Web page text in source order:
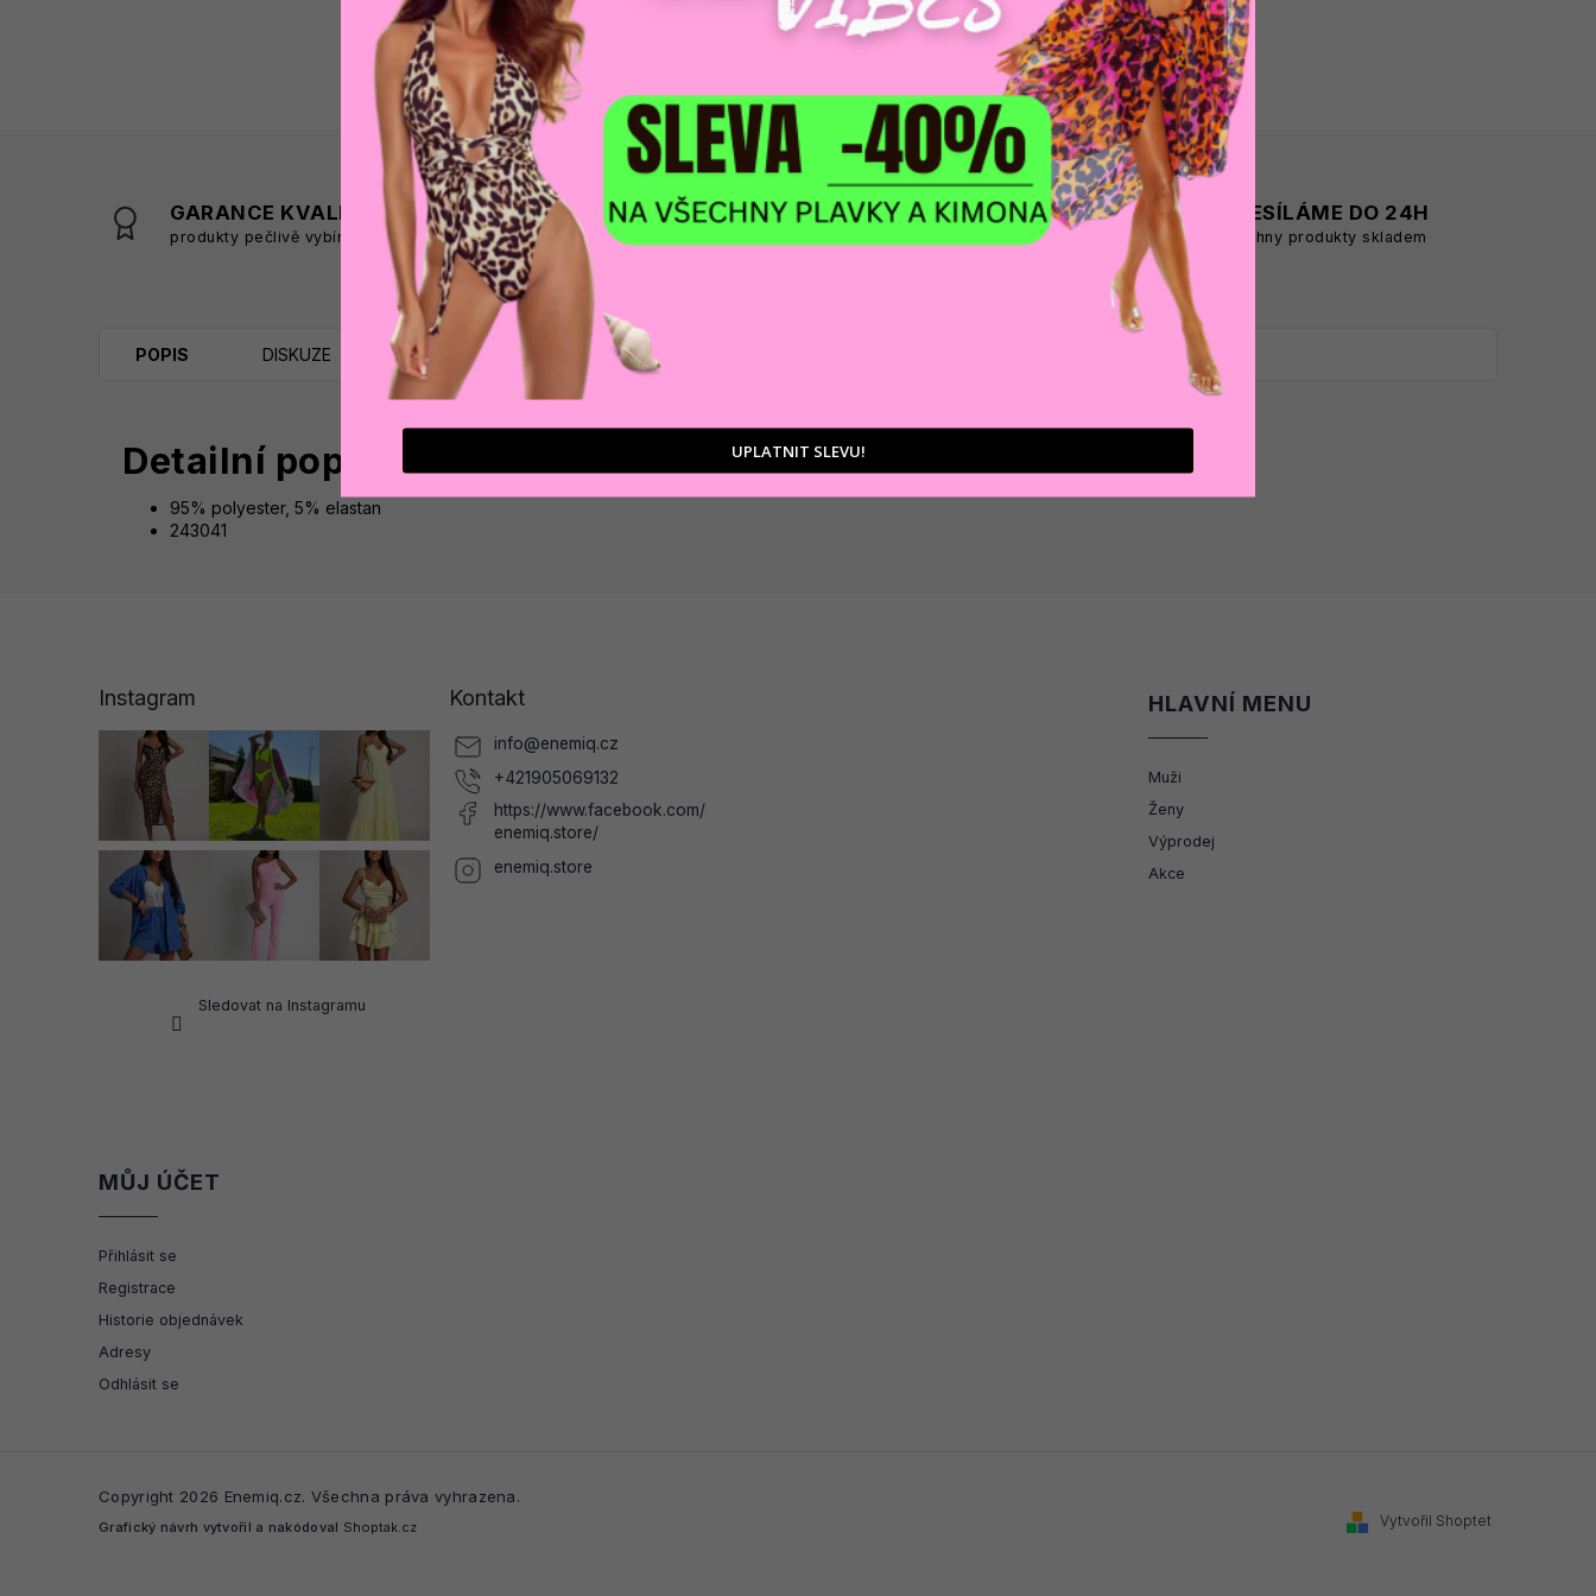
Zeptat se
GARANCE KVALITY
produkty pečlivě vybíráme
POMŮŽEME VÁM
s výběrem produktů
DOPRAVA ZDARMA
na adresu nebo pobočku
Zásilkovny
ODESÍLÁME DO 24H
všechny produkty skladem
POPIS DISKUZE
Detailní popis produktu
95% polyester, 5% elastan
243041
Instagram
Sledovat na Instagramu
Kontakt
info@enemiq.cz
+421905069132
https://www.facebook.com/
enemiq.store/
enemiq.store
HLAVNÍ MENU
Muži
Ženy
Výprodej
Akce
MŮJ ÚČET
Přihlásit se
Registrace
Historie objednávek
Adresy
Odhlásit se
Vytvořil Shoptet
Copyright 2026 Enemiq.cz. Všechna práva vyhrazena.
Grafický návrh vytvořil a nakódoval Shoptak.cz
UPLATNIT SLEVU!